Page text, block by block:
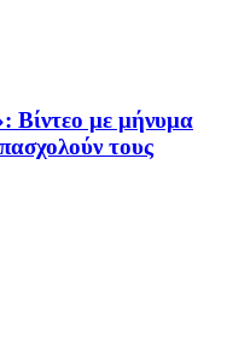
Βίντεο με μήνυμα
τους